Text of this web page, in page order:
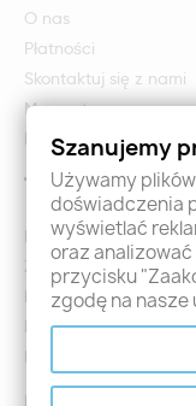
O nas
Płatności
Skontaktuj się z nami
Mapa strony
Formularz zwrotu i
Twoje konto
Logowanie
Załóż konto -
Moje zamówienia
Promocje
Nowości
Szanujemy
Używamy
doświadczenia
wyświetlać
oraz
przycisku
zgodę na nasze